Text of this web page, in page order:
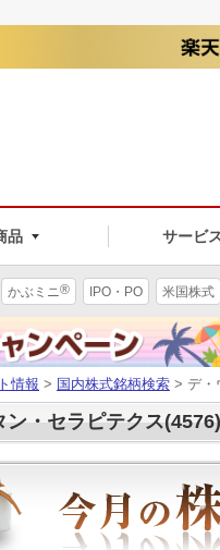
品 サービ
かぶミニ® IPO・PO 米国株式
情報 > 国内株式銘柄検索 > デ・
ン・セラピテクス